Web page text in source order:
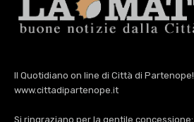
Il Quotidiano on line di Città di Partenope!
www.cittadipartenope.it
Si ringraziano per la gentile concessione: